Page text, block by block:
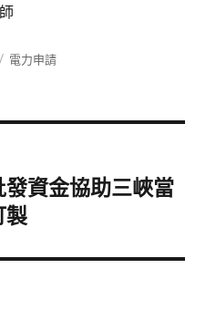
分
電力申請
資金協助三峽當
製